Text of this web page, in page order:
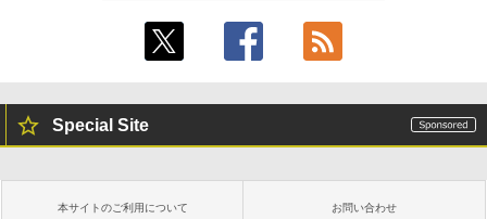
￥39,582
Robloxギフトカード - 2,000 Robux 【限
定バーチャルアイテムを含む】 【オンラ
インゲームコード】 ロブロックス | オン
￥3,200
￥480
非エンジニア 初心者 素人 でも安心 使い
方 マニュアル AI副業にもコンテンツ作成
にもKindle出版にも！ 非エンジニアのた
￥99
書籍リーダー、ブラック、16GB、広告な
Kindle Paperwhite シグニチャーエディ
るさ自動調整、色調調節ライト、12週間
持続バッテリー、広告なし、メタリック
Special Site
本サイトのご利用について お問い合わせ